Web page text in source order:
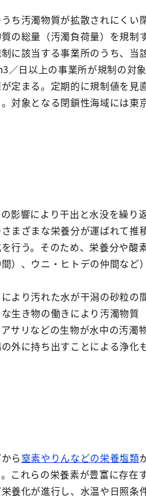
ち汚濁物質が拡散されにく
の総量（汚濁負荷量）を規制
に該当する事業所のうち、
／日以上の事業所が規制の対
定まる。定期的に規制値を
対象となる閉鎖性海域には
影響により干出と水没を繰り返
まざまな栄養分が運ばれて推
行う。そのため、栄養分や酸
）、ウニ・ヒトデの仲間な
より汚れた水が干潟の砂粒
生き物の働きにより汚濁物質
サリなどの生物が水中の汚濁
外に持ち出すことによる浄化
ら窒素やりんなどの栄養塩類
これらの栄養素が豊富に存在
養化が進行し、水温や日照条